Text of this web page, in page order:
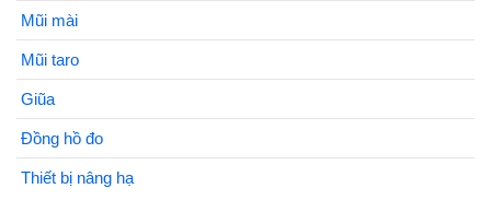
Mũi mài
Mũi taro
Giũa
Đồng hồ đo
Thiết bị nâng hạ